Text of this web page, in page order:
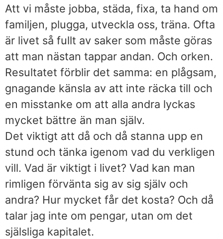
Att vi måste jobba, städa, fixa, ta hand om
familjen, plugga, utveckla oss, träna. Ofta
är livet så fullt av saker som måste göras
att man nästan tappar andan. Och orken.
Resultatet förblir det samma: en plågsam,
gnagande känsla av att inte räcka till och
en misstanke om att alla andra lyckas
mycket bättre än man själv.
Det viktigt att då och då stanna upp en
stund och tänka igenom vad du verkligen
vill. Vad är viktigt i livet? Vad kan man
rimligen förvänta sig av sig själv och
andra? Hur mycket får det kosta? Och då
talar jag inte om pengar, utan om det
själsliga kapitalet.